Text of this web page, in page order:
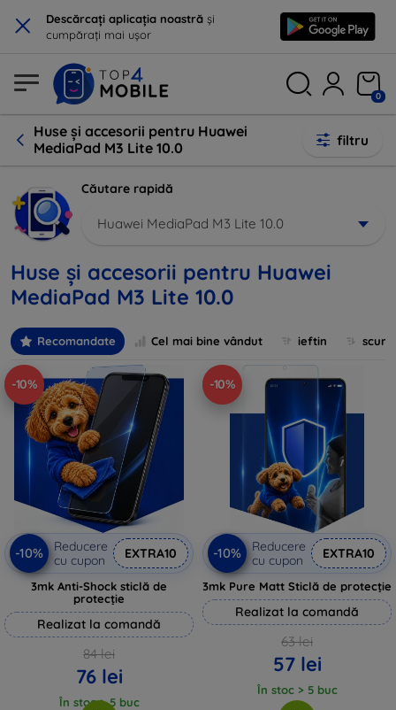
× Descărcați aplicația noastră și
cumpărați mai ușor
0
Huse și accesorii pentru Huawei
MediaPad M3 Lite 10.0
filtru
Căutare rapidă
Huawei MediaPad M3 Lite 10.0
Huse și accesorii pentru Huawei
MediaPad M3 Lite 10.0
Recomandate Cel mai bine vândut ieftin
-10%
-10%
Reducere
cu cupon
EXTRA10
3mk Anti-Shock sticlă de
protecție
Realizat la comandă
84 lei
76 lei
În stoc > 5 buc
-10%
-10%
Reducere
cu cupon
EXTRA10
3mk Pure Matt Sticlă de protecție
Realizat la comandă
63 lei
57 lei
În stoc > 5 buc